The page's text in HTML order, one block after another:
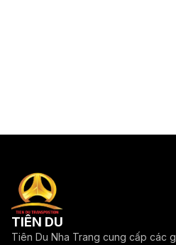
TIÊN DU
Tiên Du Nha Trang cung cấp các